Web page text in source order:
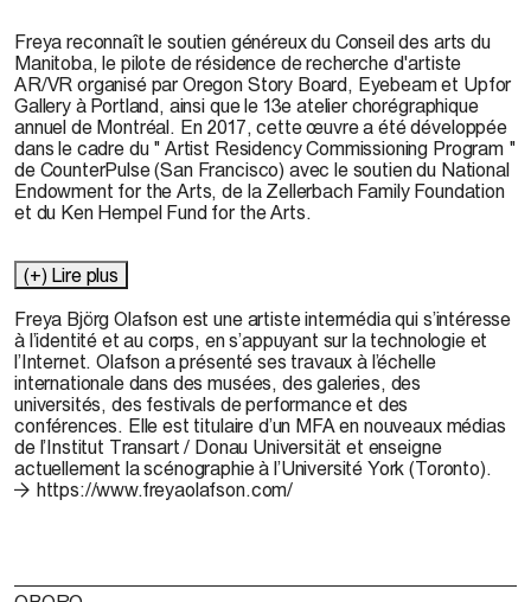
Freya reconnaît le soutien généreux du Conseil des arts du
Manitoba, le pilote de résidence de recherche d'artiste
AR/VR organisé par Oregon Story Board, Eyebeam et Upfor
Gallery à Portland, ainsi que le 13e atelier chorégraphique
annuel de Montréal. En 2017, cette œuvre a été développée
dans le cadre du " Artist Residency Commissioning Program "
de CounterPulse (San Francisco) avec le soutien du National
Endowment for the Arts, de la Zellerbach Family Foundation
et du Ken Hempel Fund for the Arts.
(+) Lire plus
Freya Björg Olafson est une artiste intermédia qui s’intéresse
à l’identité et au corps, en s’appuyant sur la technologie et
l’Internet. Olafson a présenté ses travaux à l’échelle
internationale dans des musées, des galeries, des
universités, des festivals de performance et des
conférences. Elle est titulaire d’un MFA en nouveaux médias
de l’Institut Transart / Donau Universität et enseigne
actuellement la scénographie à l’Université York (Toronto).
https://www.freyaolafson.com/